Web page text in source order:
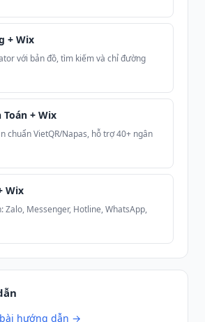
+ Wix
với bản đồ, tìm kiếm và chỉ đường
Toán + Wix
chuẩn VietQR/Napas, hỗ trợ 40+ ngân
Wix
Zalo, Messenger, Hotline, WhatsApp,
hướng dẫn →